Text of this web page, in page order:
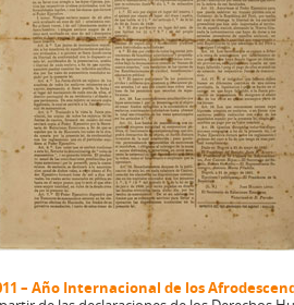
– Año Internacional de los